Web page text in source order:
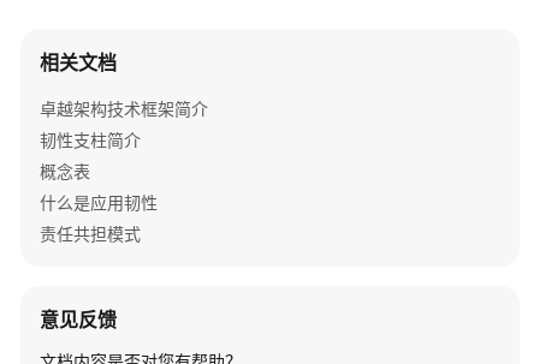
越
运
营
支
柱
越
运
营
相关文档
卓越架构技术框架简介
韧性支柱简介
概念表
什么是应用韧性
责任共担模式
意见反馈